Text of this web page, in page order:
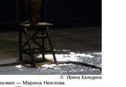
© Ирина Каледина
— Марина Неелова